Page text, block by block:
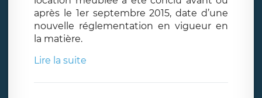
après le 1er septembre 2015, date d’une
nouvelle réglementation en vigueur en
la matière.
Lire la suite